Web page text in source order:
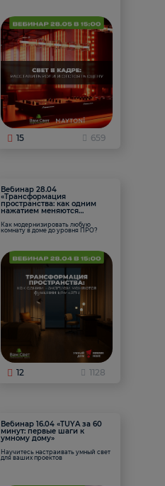
15 659
Вебинар 28.04
«Трансформация
пространства: как одним
нажатием меняются
Как модернизировать любую
комнату в доме до уровня ПРО?
12 1128
Вебинар 16.04 «TUYA за 60
минут: первые шаги к
умному дому»
Научитесь настраивать умный свет
для ваших проектов